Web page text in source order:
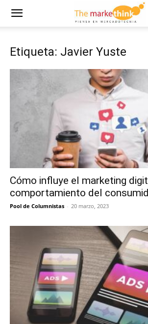
Etiqueta: Javier Yuste
Cómo influye el marketing
comportamiento del
Pool de Columnistas - 20 marzo, 2023